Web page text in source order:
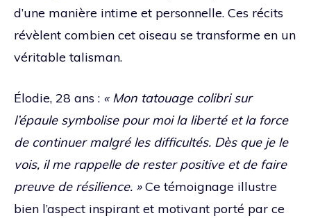
d’une manière intime et personnelle. Ces récits
révèlent combien cet oiseau se transforme en un
véritable talisman.
Élodie, 28 ans : « Mon tatouage colibri sur
l’épaule symbolise pour moi la liberté et la force
de continuer malgré les difficultés. Dès que je le
vois, il me rappelle de rester positive et de faire
preuve de résilience. »Ce témoignage illustre
bien l’aspect inspirant et motivant porté par ce